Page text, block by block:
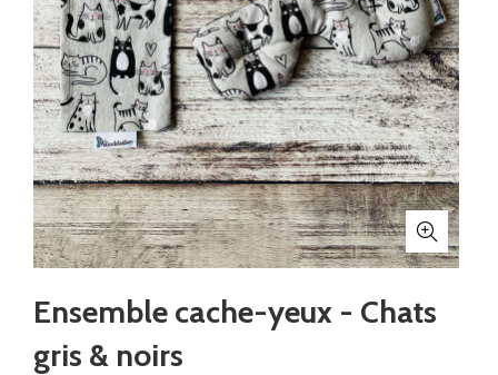
Ensemble cache-yeux - Chats
gris & noirs